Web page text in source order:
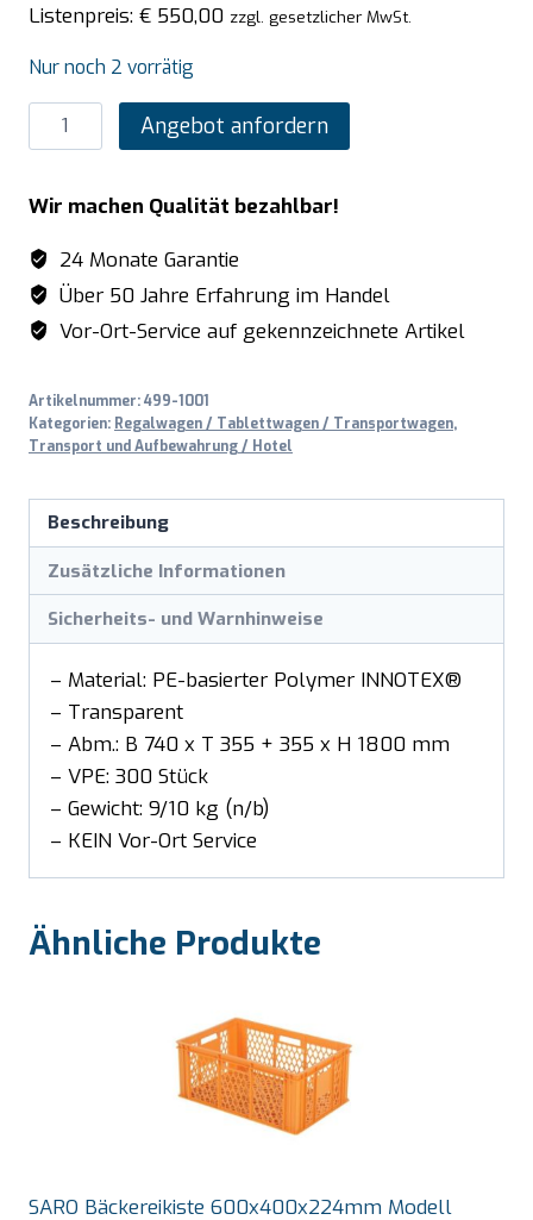
Listenpreis: € 550,00 zzgl. gesetzlicher MwSt.
Nur noch 2 vorrätig
SARO
Abdeckung
Regalwagen
LIAM
DUO
(VPE:
300
Menge
Angebot anfordern
Wir machen Qualität bezahlbar!
24 Monate Garantie
Über 50 Jahre Erfahrung im Handel
Vor-Ort-Service auf gekennzeichnete Artikel
Artikelnummer:499-1001
Kategorien: Regalwagen / Tablettwagen / Transportwagen,
Transport und Aufbewahrung / Hotel
Beschreibung
Zusätzliche Informationen
Sicherheits- und Warnhinweise
– Material: PE-basierter Polymer INNOTEX®
– Transparent
– Abm.: B 740 x T 355 + 355 x H 1800 mm
– VPE: 300 Stück
– Gewicht: 9/10 kg (n/b)
– KEIN Vor-Ort Service
Ähnliche Produkte
SARO Bäckereikiste 600x400x224mm Modell